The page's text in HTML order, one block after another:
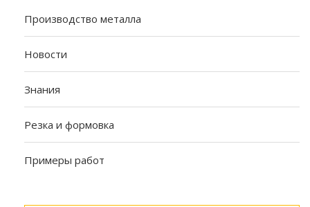
Производство металла
Новости
Знания
Резка и формовка
Примеры работ